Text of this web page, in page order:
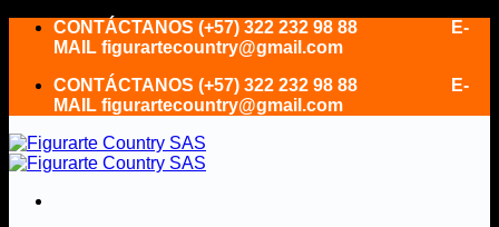
SaltarCONTÁCTANOS (+57) 322 232 98 88 E-
MAIL figurartecountry@gmail.com
CONTÁCTANOS (+57) 322 232 98 88 E-
MAIL figurartecountry@gmail.com